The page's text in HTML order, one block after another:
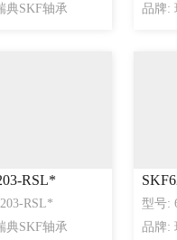
典SKF轴承
品牌:
RSL*
RSL*
典SKF轴承
型号:
品牌: